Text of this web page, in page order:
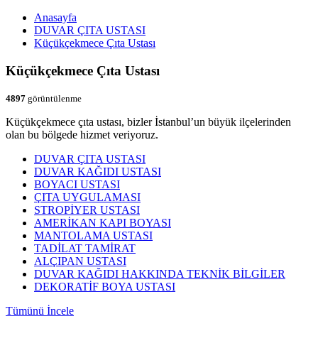
Anasayfa
DUVAR ÇITA USTASI
Küçükçekmece Çıta Ustası
Küçükçekmece Çıta Ustası
4897 görüntülenme
Küçükçekmece çıta ustası, bizler İstanbul’un büyük ilçelerinden
olan bu bölgede hizmet veriyoruz.
DUVAR ÇITA USTASI
DUVAR KAĞIDI USTASI
BOYACI USTASI
ÇITA UYGULAMASI
STROPİYER USTASI
AMERİKAN KAPI BOYASI
MANTOLAMA USTASI
TADİLAT TAMİRAT
ALÇIPAN USTASI
DUVAR KAĞIDI HAKKINDA TEKNİK BİLGİLER
DEKORATİF BOYA USTASI
Tümünü İncele